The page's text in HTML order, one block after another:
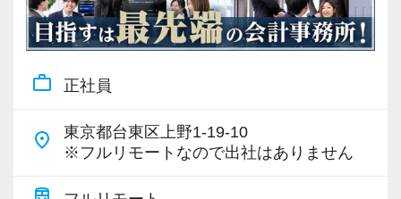
work_outline 正社員
place
東京都台東区上野1-19-10
※フルリモートなので出社はありません